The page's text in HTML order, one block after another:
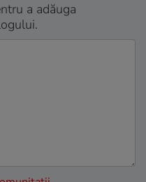
a adăuga